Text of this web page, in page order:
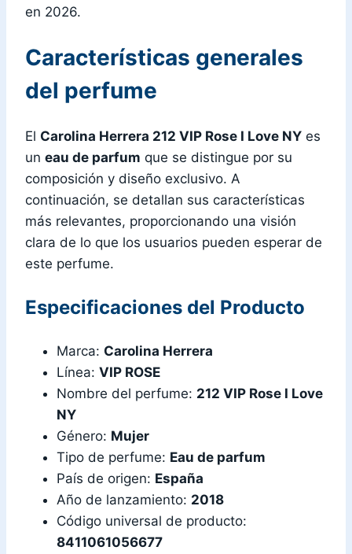
en 2026.
Características generales
del perfume
El Carolina Herrera 212 VIP Rose I Love NY es
un eau de parfum que se distingue por su
composición y diseño exclusivo. A
continuación, se detallan sus características
más relevantes, proporcionando una visión
clara de lo que los usuarios pueden esperar de
este perfume.
Especificaciones del Producto
Marca: Carolina Herrera
Línea: VIP ROSE
Nombre del perfume: 212 VIP Rose I Love
NY
Género: Mujer
Tipo de perfume: Eau de parfum
País de origen: España
Año de lanzamiento: 2018
Código universal de producto:
8411061056677